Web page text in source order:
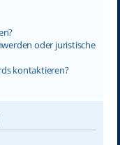
oder juristische
kontaktieren?